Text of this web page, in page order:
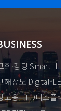
회·강당
해상도 Digital-
고용 LED디스플